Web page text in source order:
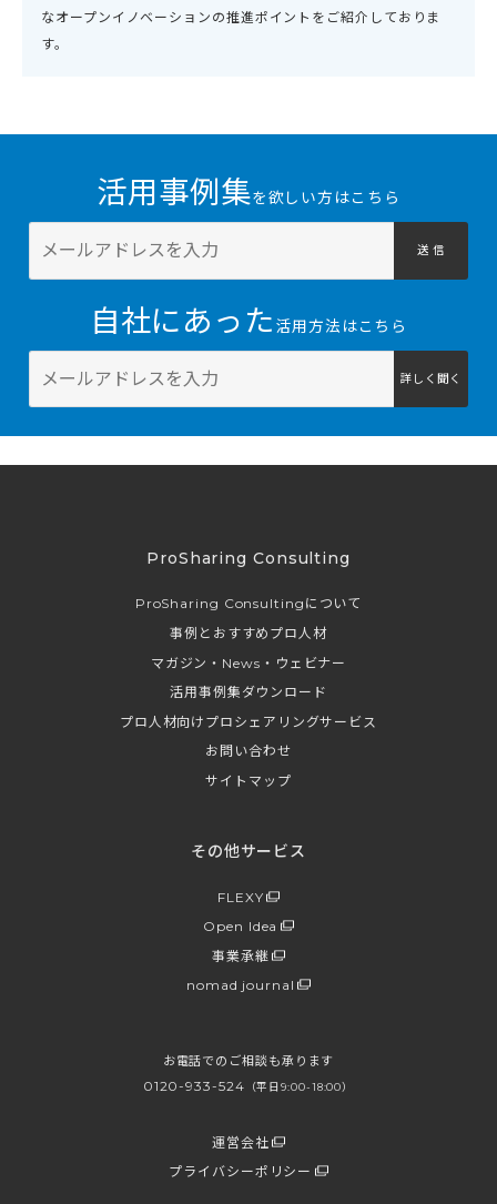
なオープンイノベーションの推進ポイントをご紹介しておりま
す。
活用事例集を欲しい方はこちら
送 信
自社にあった 活用方法はこちら
詳しく聞く
ProSharing Consulting
ProSharing Consultingについて
事例とおすすめプロ人材
マガジン・News・ウェビナー
活用事例集ダウンロード
プロ人材向けプロシェアリングサービス
お問い合わせ
サイトマップ
その他サービス
FLEXY
Open Idea
事業承継
nomad journal
お電話でのご相談も承ります
0120-933-524 （平日9:00-18:00）
運営会社
プライバシーポリシー